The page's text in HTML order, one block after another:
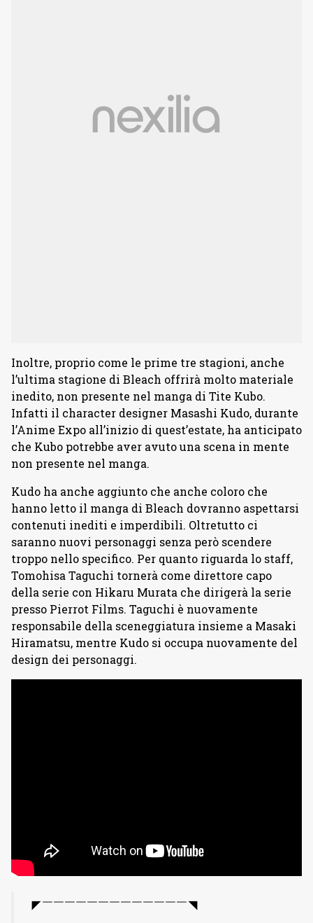
Inoltre, proprio come le prime tre stagioni, anche
l’ultima stagione di Bleach offrirà molto materiale
inedito, non presente nel manga di Tite Kubo.
Infatti il character designer Masashi Kudo, durante
l’Anime Expo all’inizio di quest’estate, ha anticipato
che Kubo potrebbe aver avuto una scena in mente
non presente nel manga.
Kudo ha anche aggiunto che anche coloro che
hanno letto il manga di Bleach dovranno aspettarsi
contenuti inediti e imperdibili. Oltretutto ci
saranno nuovi personaggi senza però scendere
troppo nello specifico. Per quanto riguarda lo staff,
Tomohisa Taguchi tornerà come direttore capo
della serie con Hikaru Murata che dirigerà la serie
presso Pierrot Films. Taguchi è nuovamente
responsabile della sceneggiatura insieme a Masaki
Hiramatsu, mentre Kudo si occupa nuovamente del
design dei personaggi.
◤￣￣￣￣￣￣￣￣￣￣￣￣￣◥